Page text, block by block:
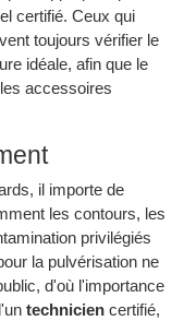
certifié. Ceux qui
toujours vérifier le
idéale, afin que le
accessoires
il importe de
les contours, les
privilégiés
la pulvérisation ne
d'où l'importance
technicien certifié,